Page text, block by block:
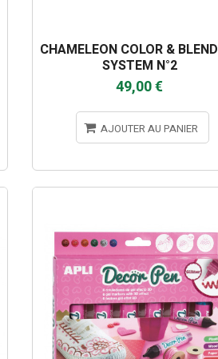
CHAMELEON COLOR &
SYSTEM N°2
49,00 €
AJOUTER AU PANIER